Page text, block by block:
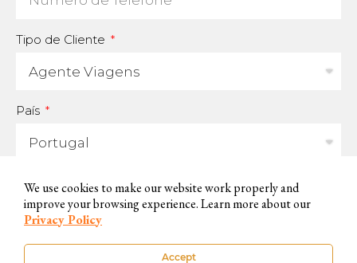
Tipo de Cliente
País
Para que possamos utilizar os seus dados e responder às suas
perguntas, precisamos que aceite e concorde com esse uso.
pretenda aceitar, por favor contacte-nos por outros meios disponíveis.
We use cookies to make our website work properly and
improve your browsing experience. Learn more about our
Privacy Policy
Accept